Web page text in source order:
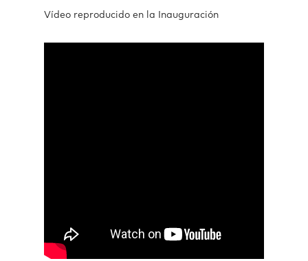
Vídeo reproducido en la Inauguración